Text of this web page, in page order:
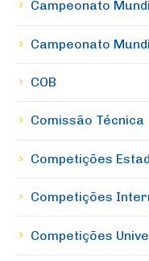
Campeonato
Campeonato
COB
Comissão Técnica
Competições
Competições
Competições